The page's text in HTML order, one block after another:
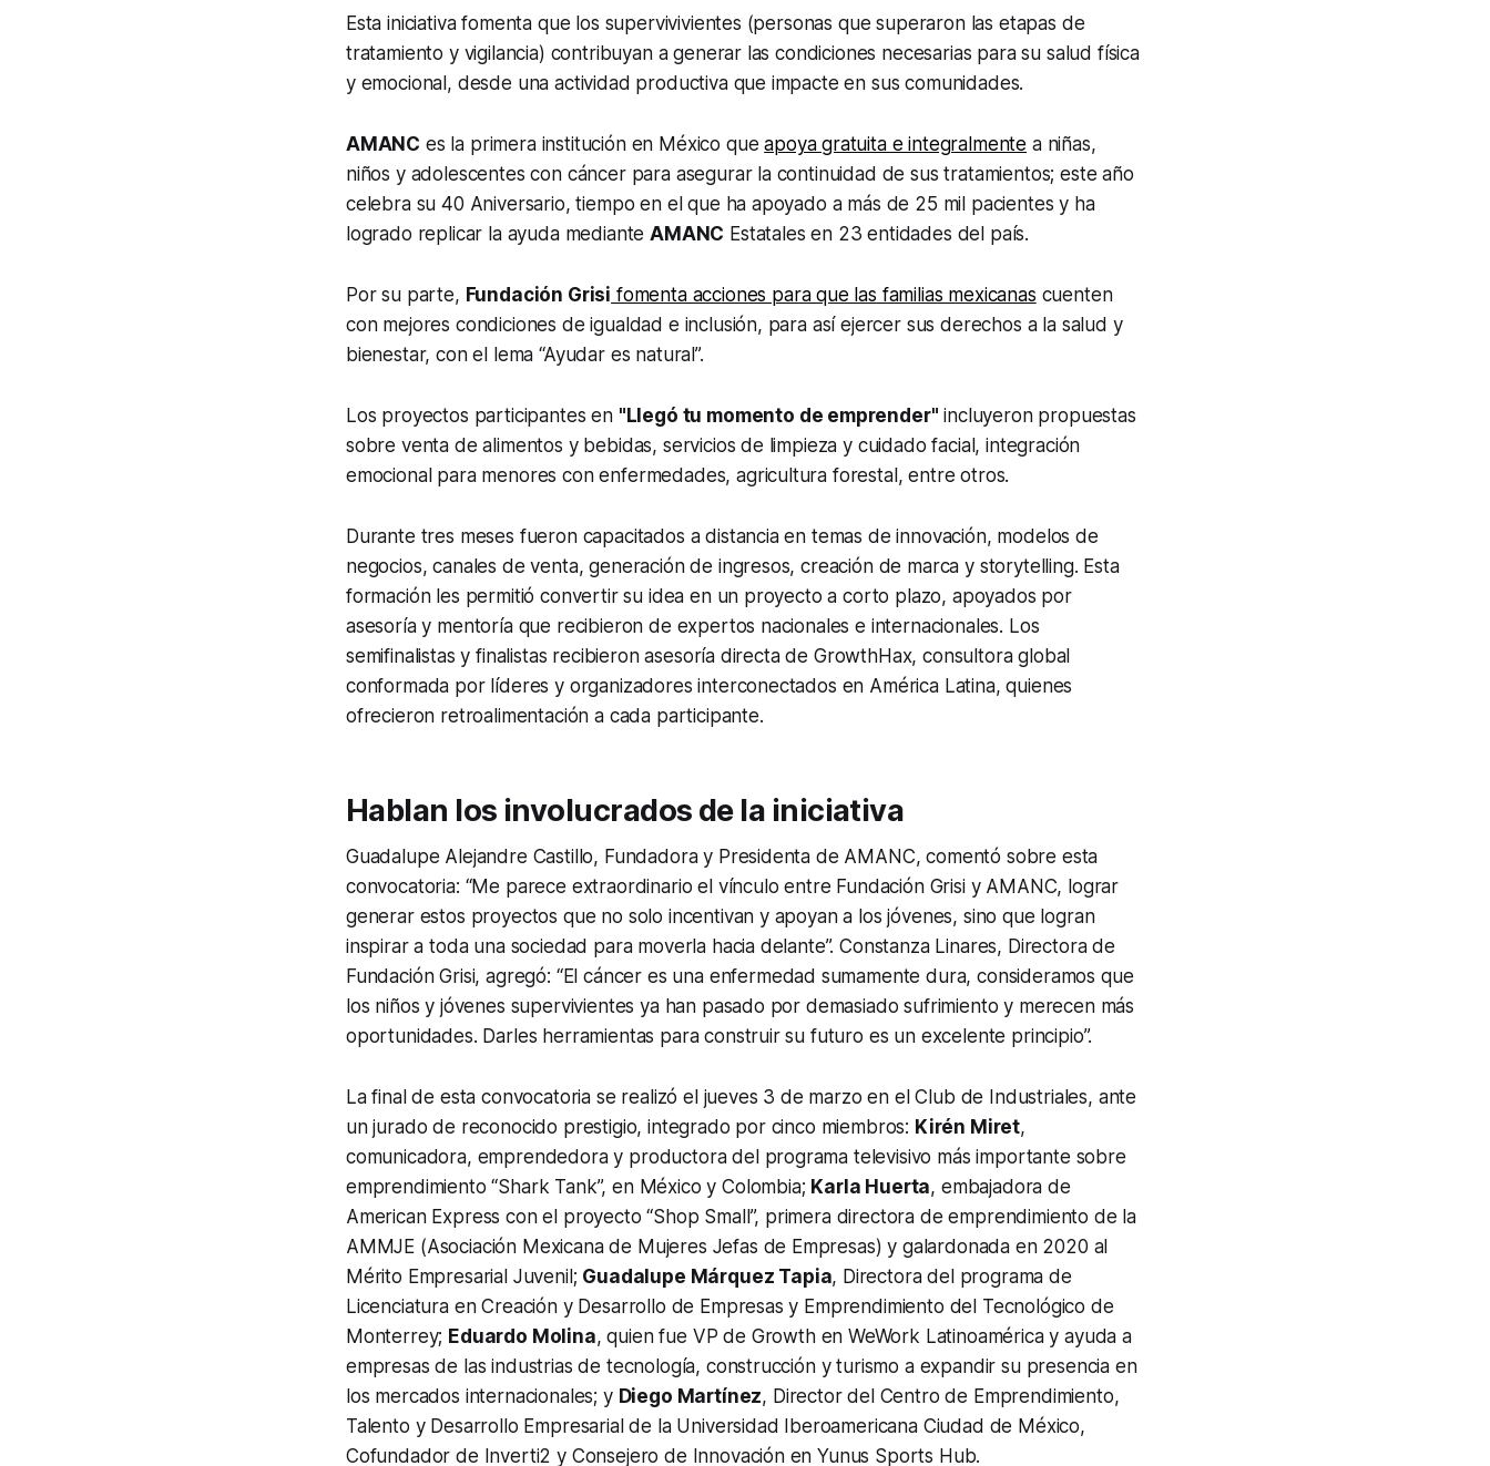
Esta iniciativa fomenta que los supervivivientes (personas que superaron las etapas de
tratamiento y vigilancia) contribuyan a generar las condiciones necesarias para su salud física
y emocional, desde una actividad productiva que impacte en sus comunidades.
AMANC es la primera institución en México queapoya gratuita e integralmente a niñas,
niños y adolescentes con cáncer para asegurar la continuidad de sus tratamientos; este año
celebra su 40 Aniversario, tiempo en el que ha apoyado a más de 25 mil pacientes y ha
logrado replicar la ayuda medianteAMANC Estatales en 23 entidades del país.
Por su parte, Fundación Grisi fomenta acciones para que las familias mexicanas cuenten
con mejores condiciones de igualdad e inclusión, para así ejercer sus derechos a la salud y
bienestar, con el lema “Ayudar es natural”.
Los proyectos participantes en "Llegó tu momento de emprender" incluyeron propuestas
sobre venta de alimentos y bebidas, servicios de limpieza y cuidado facial, integración
emocional para menores con enfermedades, agricultura forestal, entre otros.
Durante tres meses fueron capacitados a distancia en temas de innovación, modelos de
negocios, canales de venta, generación de ingresos, creación de marca y storytelling. Esta
formación les permitió convertir su idea en un proyecto a corto plazo, apoyados por
asesoría y mentoría que recibieron de expertos nacionales e internacionales. Los
semifinalistas y finalistas recibieron asesoría directa de GrowthHax, consultora global
conformada por líderes y organizadores interconectados en América Latina, quienes
ofrecieron retroalimentación a cada participante.
Hablan los involucrados de la iniciativa
Guadalupe Alejandre Castillo, Fundadora y Presidenta de AMANC, comentó sobre esta
convocatoria: “Me parece extraordinario el vínculo entre Fundación Grisi y AMANC, lograr
generar estos proyectos que no solo incentivan y apoyan a los jóvenes, sino que logran
inspirar a toda una sociedad para moverla hacia delante”.Constanza Linares, Directora de
Fundación Grisi, agregó: “El cáncer es una enfermedad sumamente dura, consideramos que
los niños y jóvenes supervivientes ya han pasado por demasiado sufrimiento y merecen más
oportunidades. Darles herramientas para construir su futuro es un excelente principio”.
La final de esta convocatoria se realizó el jueves 3 de marzo en el Club de Industriales, ante
un jurado de reconocido prestigio, integrado por cinco miembros: Kirén Miret,
comunicadora, emprendedora y productora del programa televisivo más importante sobre
emprendimiento “Shark Tank”, en México y Colombia; Karla Huerta, embajadora de
American Express con el proyecto “Shop Small”, primera directora de emprendimiento de la
AMMJE (Asociación Mexicana de Mujeres Jefas de Empresas) y galardonada en 2020 al
Mérito Empresarial Juvenil; Guadalupe Márquez Tapia, Directora del programa de
Licenciatura en Creación y Desarrollo de Empresas y Emprendimiento del Tecnológico de
Monterrey; Eduardo Molina, quien fue VP de Growth en WeWork Latinoamérica y ayuda a
empresas de las industrias de tecnología, construcción y turismo a expandir su presencia en
los mercados internacionales; y Diego Martínez, Director del Centro de Emprendimiento,
Talento y Desarrollo Empresarial de la Universidad Iberoamericana Ciudad de México,
Cofundador de Inverti2 y Consejero de Innovación en Yunus Sports Hub.